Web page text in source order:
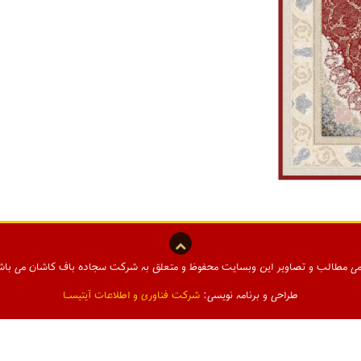
مطالب و تصاویر این وبسایت محفوظ و متعلق به شرکت سجاده باف کاشان می
طراحی و برنامه نویسی: شرکت فناوری و اطلاعات آیتیسـا